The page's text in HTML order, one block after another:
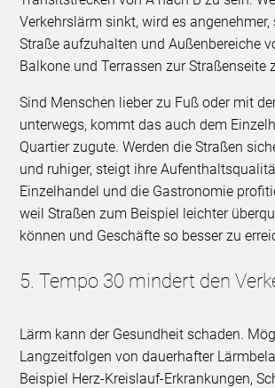
Verkehrslärm sinkt, wird es angenehmer,
Straße aufzuhalten und Außenbereiche
Balkone und Terrassen zur Straßenseite
Sind Menschen lieber zu Fuß oder mit
unterwegs, kommt das auch dem
Quartier zugute. Werden die Straßen
und ruhiger, steigt ihre
Einzelhandel und die Gastronomie
weil Straßen zum Beispiel leichter
können und Geschäfte so besser zu
5. Tempo 30 mindert den
Lärm kann der Gesundheit schaden.
Langzeitfolgen von dauerhafter
Beispiel Herz-Kreislauf-Erkrankungen,